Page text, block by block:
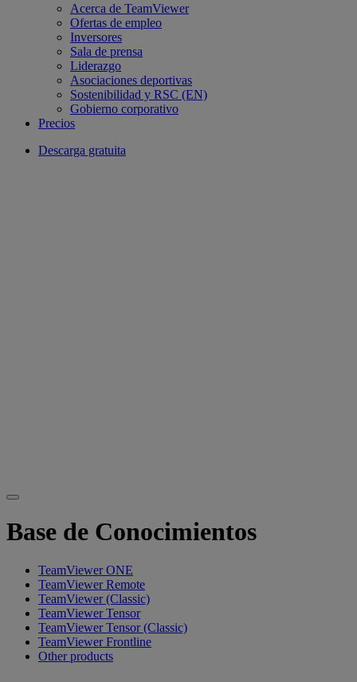
Acerca de TeamViewer
Ofertas de empleo
Inversores
Sala de prensa
Liderazgo
Asociaciones deportivas
Sostenibilidad y RSC (EN)
Gobierno corporativo
Precios
Descarga gratuita
Base de Conocimientos
TeamViewer ONE
TeamViewer Remote
TeamViewer (Classic)
TeamViewer Tensor
TeamViewer Tensor (Classic)
TeamViewer Frontline
Other products